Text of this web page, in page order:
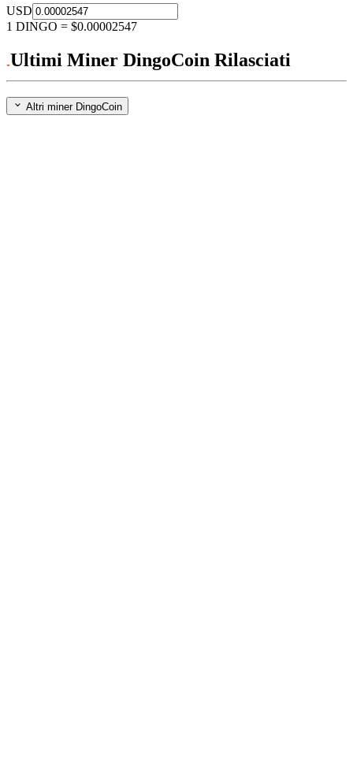
USD
1 DINGO = $0.00002547
Ultimi Miner DingoCoin Rilasciati
Altri miner DingoCoin